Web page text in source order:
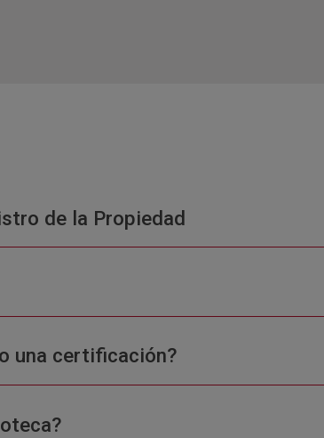
de la Propiedad
una certificación?